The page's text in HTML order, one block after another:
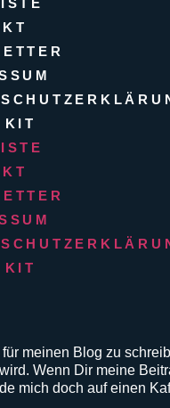
KIT
KIT
für meinen Blog zu
Wenn Dir meine
mich doch auf einen